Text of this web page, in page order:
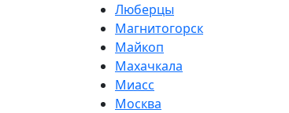
Люберцы
Магнитогорск
Майкоп
Махачкала
Миасс
Москва